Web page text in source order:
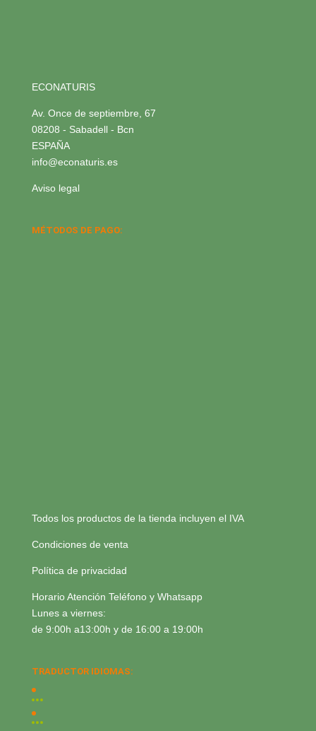
ECONATURIS
Av. Once de septiembre, 67
08208 - Sabadell - Bcn
ESPAÑA
info@econaturis.es
Aviso legal
MÉTODOS DE PAGO:
Todos los productos de la tienda incluyen el IVA
Condiciones de venta
Política de privacidad
Horario Atención Teléfono y Whatsapp
Lunes a viernes:
de 9:00h a13:00h y de 16:00 a 19:00h
TRADUCTOR IDIOMAS: